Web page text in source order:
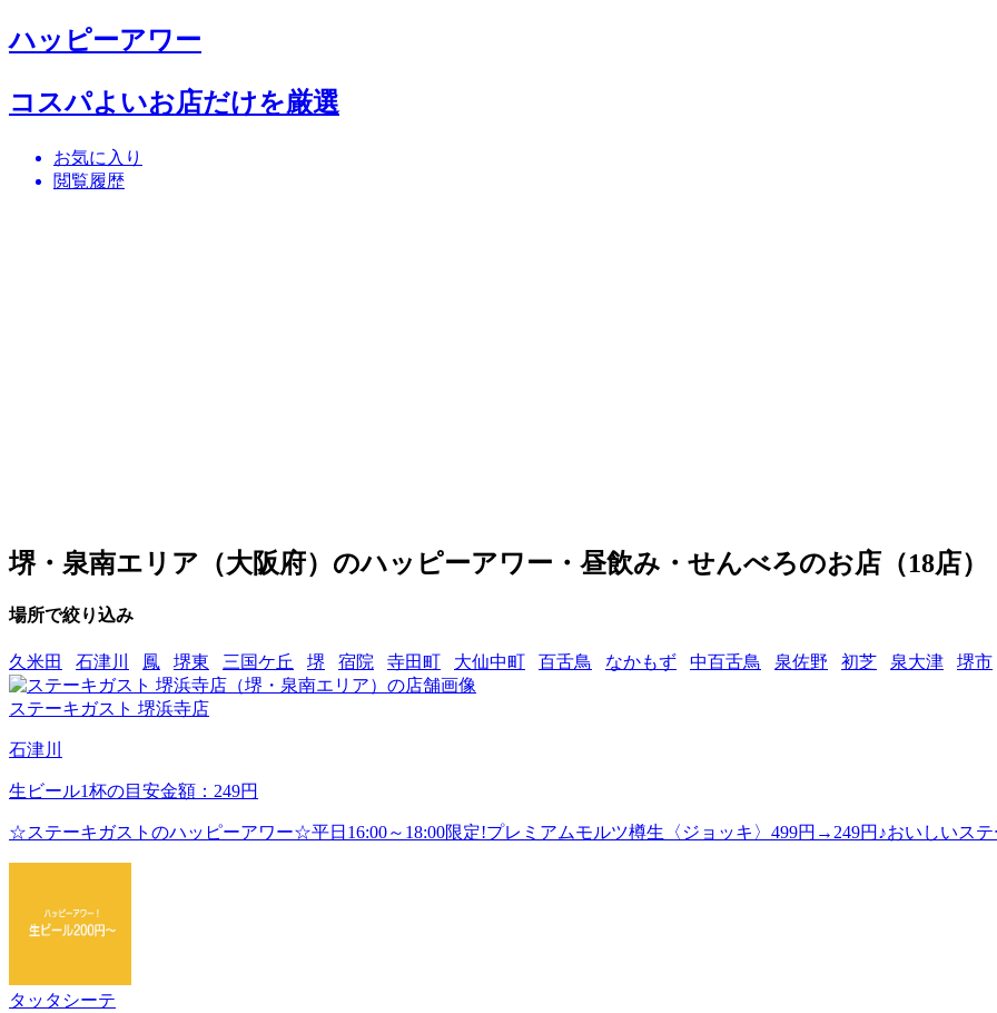
ハッピーアワー
コスパよいお店だけを厳選
お気に入り
閲覧履歴
堺・泉南エリア（大阪府）のハッピーアワー・昼飲み・せんべろのお店（18店）
場所で絞り込み
久米田 石津川 鳳 堺東 三国ケ丘 堺 宿院 寺田町 大仙中町 百舌鳥 なかもず 中百舌鳥 泉佐野 初芝 泉大津 堺市
ステーキガスト 堺浜寺店
石津川
生ビール1杯の目安金額：249円
☆ステーキガストのハッピーアワー☆平日16:00～18:00限定!プレミアムモルツ樽生〈ジョッキ〉499円→249円♪おいしいス
タッタシーテ